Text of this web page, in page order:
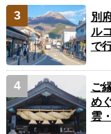
別
ル
で
ご
め
雲